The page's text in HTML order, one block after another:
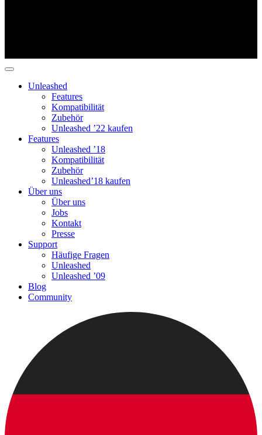
Unleashed
Features
Kompatibilität
Zubehör
Unleashed ’22 kaufen
Features
Unleashed ’18
Kompatibilität
Zubehör
Unleashed’18 kaufen
Über uns
Über uns
Jobs
Kontakt
Presse
Support
Häufige Fragen
Unleashed
Unleashed ’09
Blog
Community